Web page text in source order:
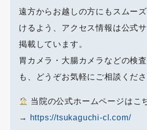
遠方からお越しの方にもスムー
けるよう、アクセス情報は公式
掲載しています。
胃カメラ・大腸カメラなどの検
も、どうぞお気軽にご相談くださ
当院の公式ホームページはこ
→
https://tsukaguchi-cl.com/